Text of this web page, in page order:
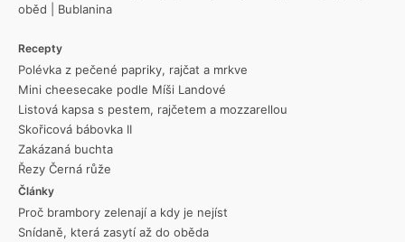
oběd
Bublanina
Recepty
Polévka z pečené papriky, rajčat a mrkve
Mini cheesecake podle Míši Landové
Listová kapsa s pestem, rajčetem a mozzarellou
Skořicová bábovka II
Zakázaná buchta
Řezy Černá růže
Články
Proč brambory zelenají a kdy je nejíst
Snídaně, která zasytí až do oběda